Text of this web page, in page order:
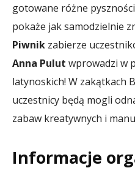
gotowane różne
pokaże jak samodzielnie
Piwnik zabierze
Anna Pulut wprowadzi w
latynoskich! W zakątkach
uczestnicy będą mogli
zabaw kreatywnych i
Informacje